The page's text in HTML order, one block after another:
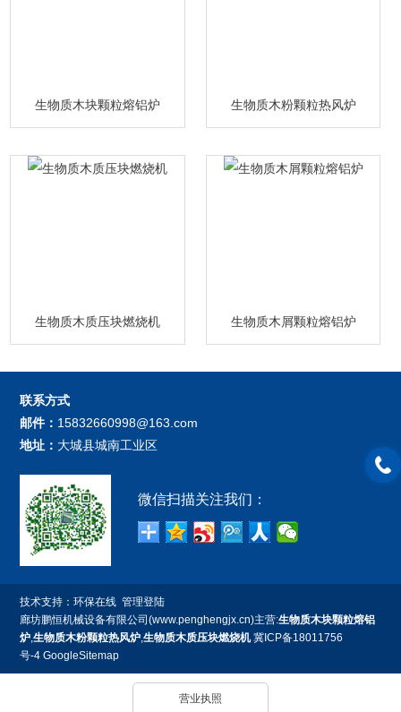
生物质木块颗粒熔铝炉 生物质木粉颗粒热风炉
生物质木质压块燃烧机 生物质木屑颗粒熔铝炉
联系方式
邮件： 15832660998@163.com
地址： 大城县城南工业区
微信扫描关注我们：
技术支持：环保在线 管理登陆
廊坊鹏恒机械设备有限公司(www.penghengjx.cn)主营:生物质木块颗粒熔铝
炉 ,生物质木粉颗粒热风炉 ,生物质木质压块燃烧机 冀ICP备18011756
号-4 GoogleSitemap
营业执照